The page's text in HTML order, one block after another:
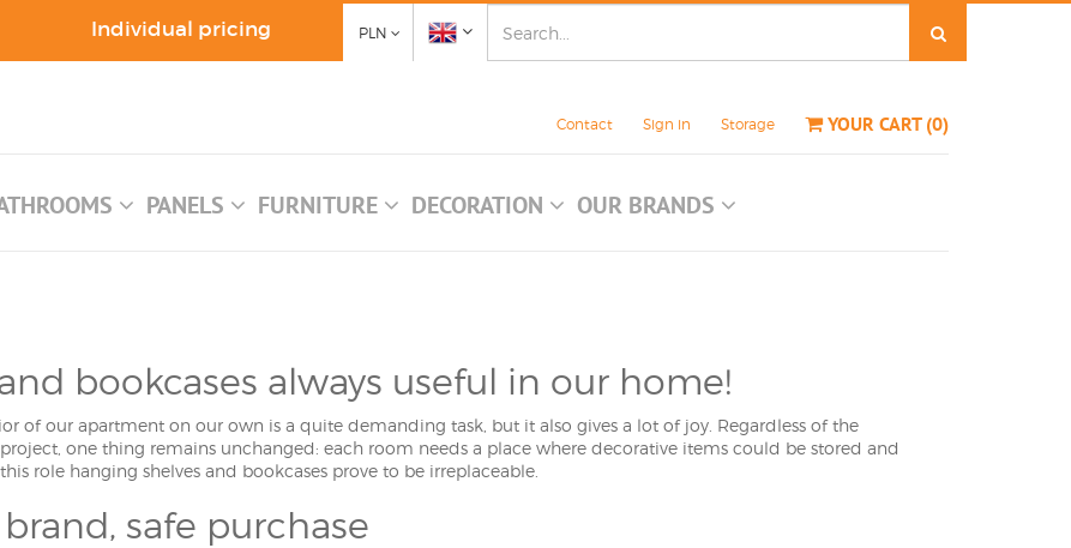
Individual pricing PLN
Contact Sign in Storage YOUR CART(0)
PANELS FURNITURE DECORATION OUR BRANDS
bookcases always useful in our home!
of our apartment on our own is a quite demanding task, but it also gives a lot of joy. Regardless of the
one thing remains unchanged: each room needs a place where decorative items could be stored and
role hanging shelves and bookcases prove to be irreplaceable.
safe purchase